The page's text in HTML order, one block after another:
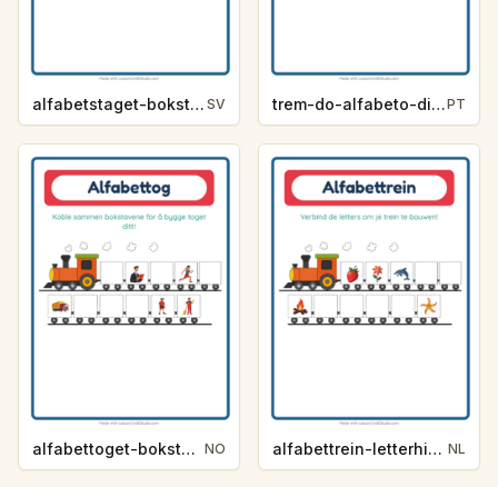
alfabetstaget-bokstavsledtrad-yrken-4317 SV trem-do-alfabeto-dica-de-letra-vida-marinha-89f3PT
alfabettoget-bokstavhint-yrker-3f0a NO alfabettrein-letterhint-zomer-55d4 NL